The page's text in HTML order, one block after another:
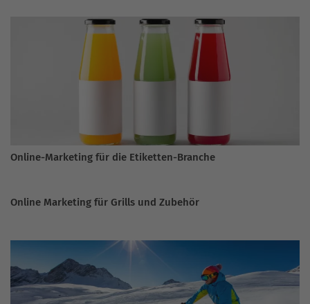
Online-Marketing für die Etiketten-Branche
Online Marketing für Grills und Zubehör